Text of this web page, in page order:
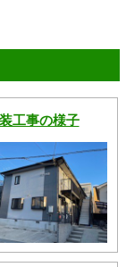
工事の様子